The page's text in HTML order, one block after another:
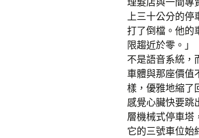
上三十公分的停
打了倒檔。他的
限趨近於零。」
不是語音系統，
車體與那座價值
樣，優雅地縮了
感覺心臟快要跳
層機械式停車塔
它的三號車位始